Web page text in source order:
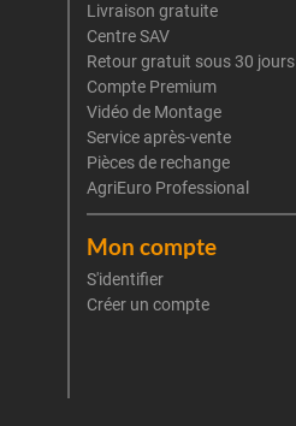
Livraison gratuite
Centre SAV
Retour gratuit sous 30 jours
Compte Premium
Vidéo de Montage
Service après-vente
Pièces de rechange
AgriEuro Professional
Mon compte
S'identifier
Créer un compte